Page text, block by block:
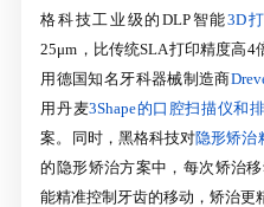
格科技工业级的DLP智能3D
25μm，比传统SLA打印精度高
用德国知名牙科器械制造商
用丹麦3Shape的口腔扫描仪和
案。同时，黑格科技对隐形矫治
的隐形矫治方案中，每次矫治
能精准控制牙齿的移动，矫治更